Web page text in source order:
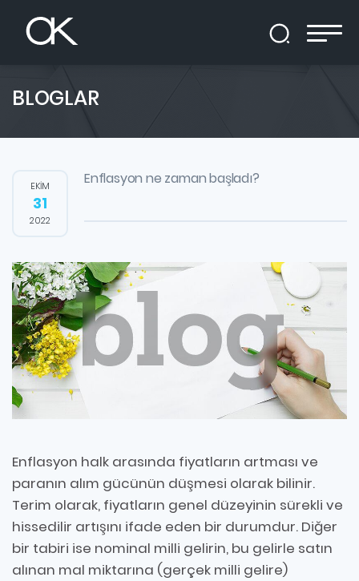
BLOGLAR
EKİM
31
2022
Enflasyon ne zaman başladı?
Enflasyon halk arasında fiyatların artması ve
paranın alım gücünün düşmesi olarak bilinir.
Terim olarak, fiyatların genel düzeyinin sürekli ve
hissedilir artışını ifade eden bir durumdur. Diğer
bir tabiri ise nominal milli gelirin, bu gelirle satın
alınan mal miktarına (gerçek milli gelire)